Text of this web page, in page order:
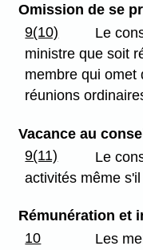
Omission de se
9(10)
Le
ministre que soit
membre qui omet
réunions
Vacance au
9(11)
Le
activités même
Rémunération et
10
Les